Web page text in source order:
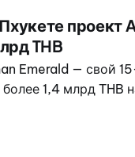
проект
THB
Emerald — свой
1,4 млрд THB
в жилом анклаве